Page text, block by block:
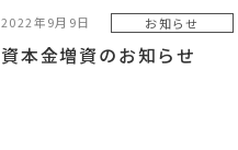
2022年9月9日 お知らせ
資本金増資のお知らせ